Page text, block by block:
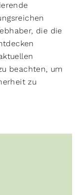
die die
beachten, um
zu